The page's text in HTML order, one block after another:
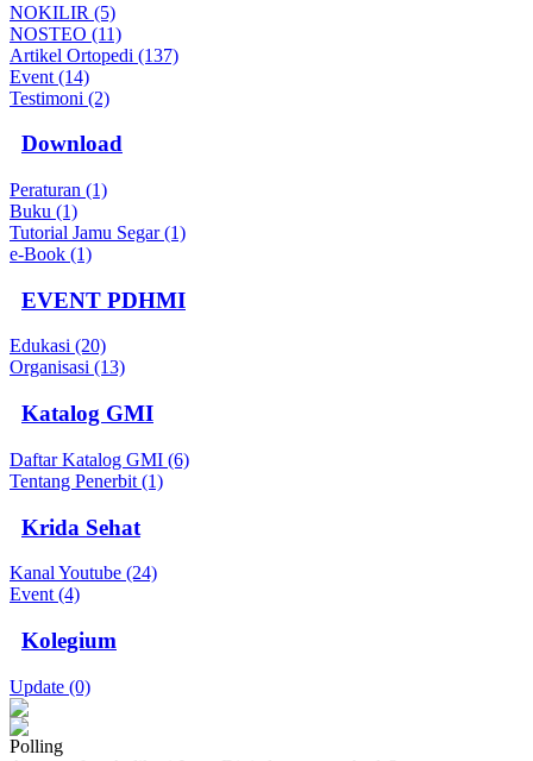
NOKILIR (5)
NOSTEO (11)
Artikel Ortopedi (137)
Event (14)
Testimoni (2)
Download
Peraturan (1)
Buku (1)
Tutorial Jamu Segar (1)
e-Book (1)
EVENT PDHMI
Edukasi (20)
Organisasi (13)
Katalog GMI
Daftar Katalog GMI (6)
Tentang Penerbit (1)
Krida Sehat
Kanal Youtube (24)
Event (4)
Kolegium
Update (0)
Polling